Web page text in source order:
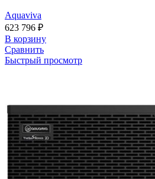
Aquaviva
623 796 ₽
В корзину
Сравнить
Быстрый просмотр